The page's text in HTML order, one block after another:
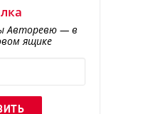
Авторевю — в
ящике